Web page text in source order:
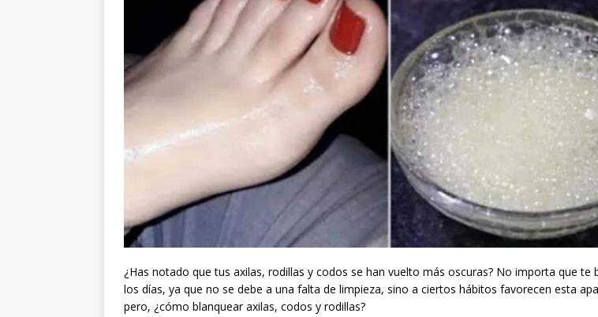
¿Has notado que tus axilas, rodillas y codos se han vuelto más oscuras? No importa que te
los días, ya que no se debe a una falta de limpieza, sino a ciertos hábitos favorecen esta
pero, ¿cómo blanquear axilas, codos y rodillas?